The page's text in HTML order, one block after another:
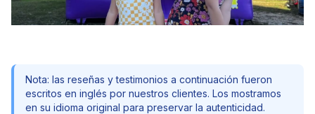
Nota: las reseñas y testimonios a continuación fueron
escritos en inglés por nuestros clientes. Los mostramos
en su idioma original para preservar la autenticidad.